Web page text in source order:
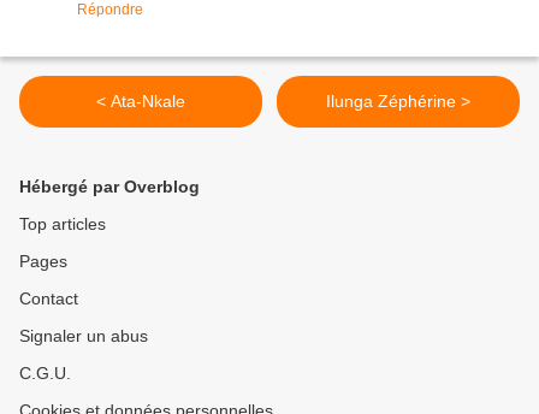
Répondre
< Ata-Nkale Ilunga Zéphérine >
Hébergé par Overblog
Top articles
Pages
Contact
Signaler un abus
C.G.U.